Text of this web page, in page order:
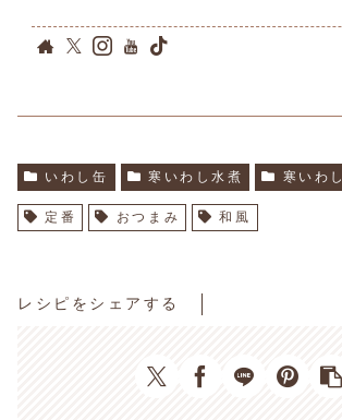
いわし缶 寒いわし水煮 寒いわし
定番 おつまみ 和風
レシピをシェアする